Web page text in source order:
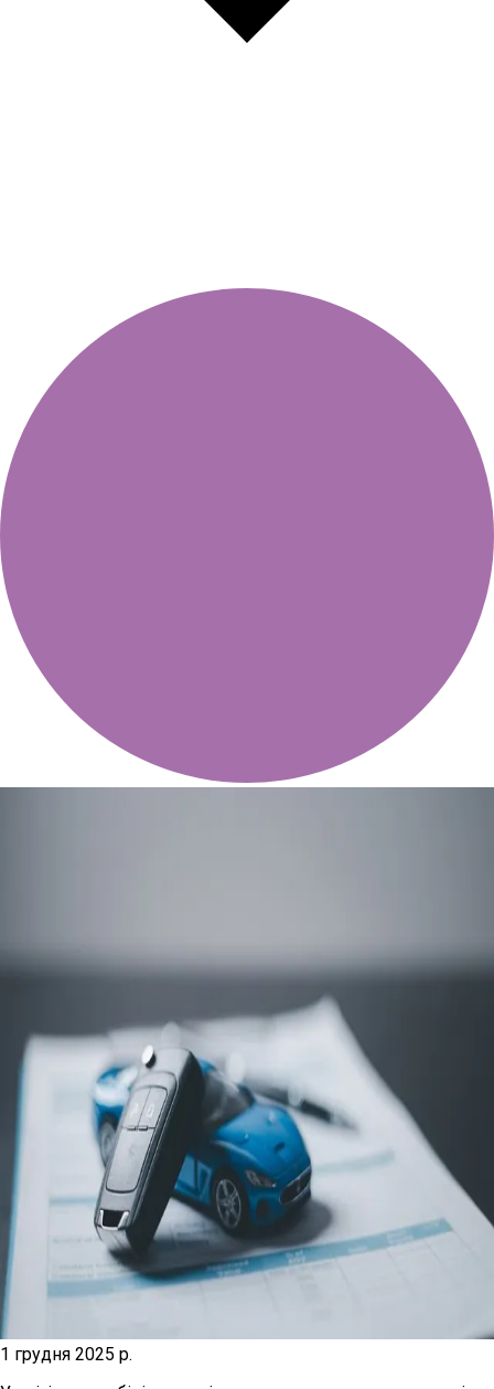
1 грудня 2025 р.